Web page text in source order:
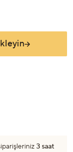
3 saat